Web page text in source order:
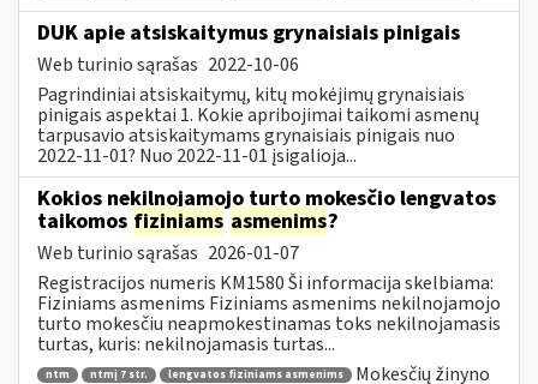
DUK apie atsiskaitymus grynaisiais pinigais
Web turinio sąrašas 2022-10-06
Pagrindiniai atsiskaitymų, kitų mokėjimų grynaisiais
pinigais aspektai 1. Kokie apribojimai taikomi asmenų
tarpusavio atsiskaitymams grynaisiais pinigais nuo
2022-11-01? Nuo 2022-11-01 įsigalioja...
Kokios nekilnojamojo turto mokesčio lengvatos
taikomos fiziniams asmenims?
Web turinio sąrašas 2026-01-07
Registracijos numeris KM1580 Ši informacija skelbiama:
Fiziniams asmenims Fiziniams asmenims nekilnojamojo
turto mokesčiu neapmokestinamas toks nekilnojamasis
turtas, kuris: nekilnojamasis turtas...
ntm ntmį 7 str. lengvatos fiziniams asmenims
Mokesčių žinyno